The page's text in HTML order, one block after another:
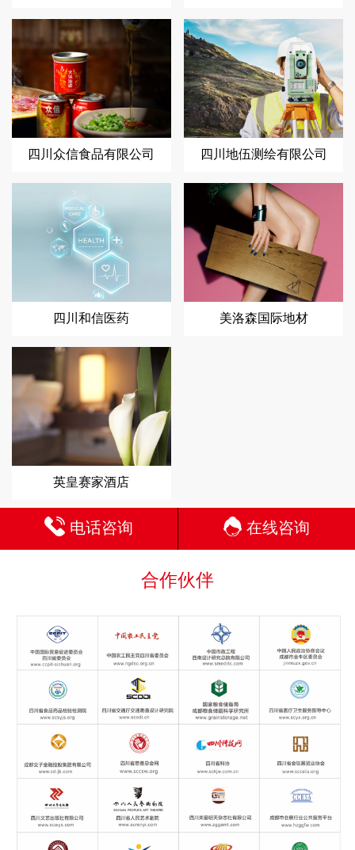
四川众信食品有限公司 四川地伍测绘有限公司
四川和信医药 美洛森国际地材
英皇赛家酒店
电话咨询 在线咨询
合作伙伴